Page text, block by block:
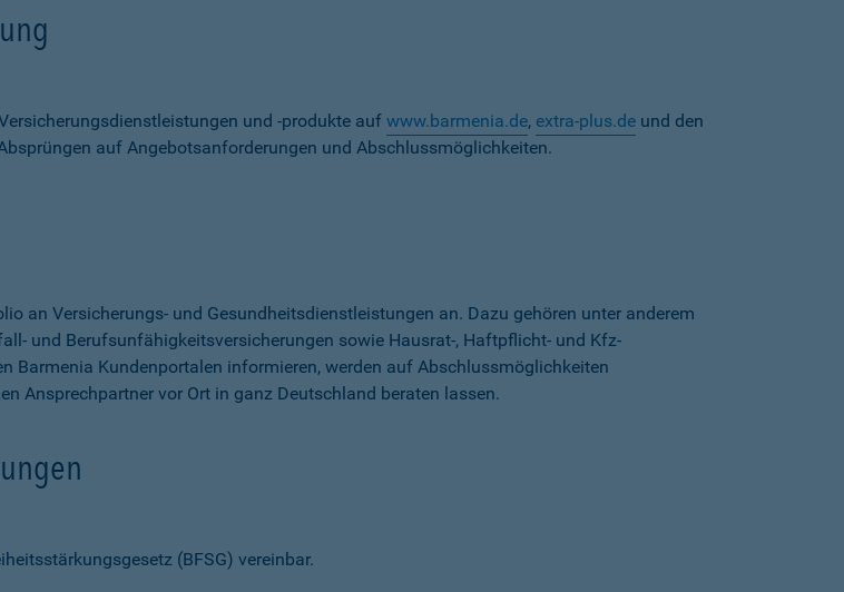
und -produkte auf www.barmenia.de, extra-plus.de und den
auf Angebotsanforderungen und Abschlussmöglichkeiten.
an Versicherungs- und Gesundheitsdienstleistungen an. Dazu gehören unter anderem
und Berufsunfähigkeitsversicherungen sowie Hausrat-, Haftpflicht- und Kfz-
Barmenia Kundenportalen informieren, werden auf Abschlussmöglichkeiten
Ansprechpartner vor Ort in ganz Deutschland beraten lassen.
(BFSG) vereinbar.